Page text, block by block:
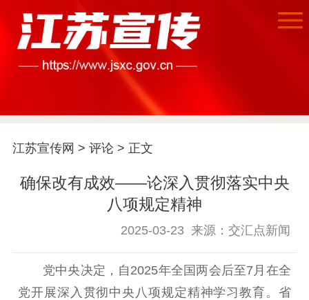
首页
公示公告
信息公开指南
信息公开年度报
告
政策法规
江苏宣传网 > 评论 > 正文
确保改有成效——论深入贯彻落实中央
八项规定精神
2025-03-23 来源：交汇点新闻
党中央决定，自2025年全国两会后至7月在全
党开展深入贯彻中央八项规定精神学习教育。省